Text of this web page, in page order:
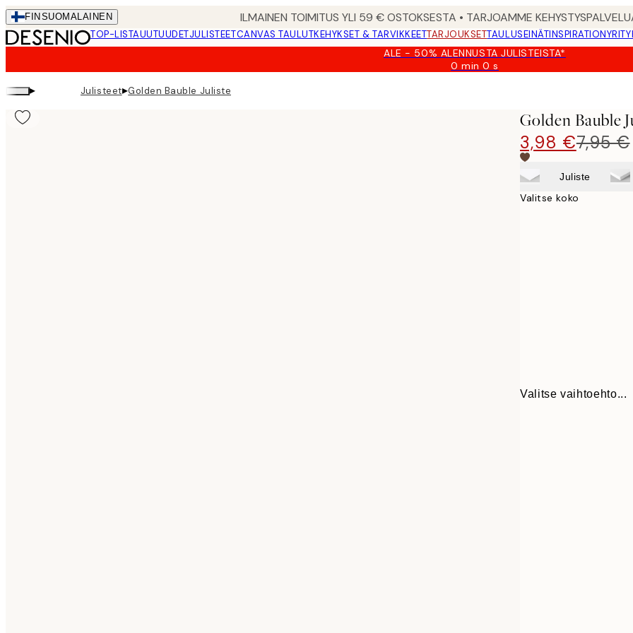
Skip
to
main
FIN SUOMALAINEN ILMAINEN TOIMITUS YLI 59 € OSTOKSESTA • TARJOAMME
TOP-LISTAUUTUUDETJULISTEETCANVAS TAULUTKEHYKSET & TARVIKKEETTARJOUKSETTAULUSEINÄTINSPIRATION
ALE - 50% ALENNUSTA JULISTEISTA*
0 min0 s
Voimassa
▸ Julisteet▸Golden Bauble Juliste
Golden Bauble
3,98 €7,95 €
Juliste
Valitse koko
Valitse vaihtoehto...